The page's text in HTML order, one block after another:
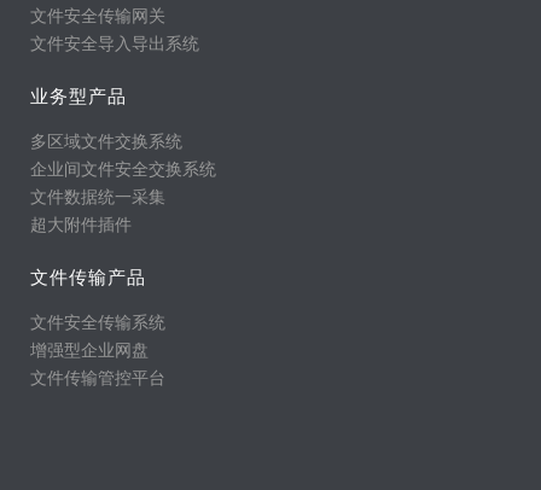
文件安全传输网关
文件安全导入导出系统
业务型产品
多区域文件交换系统
企业间文件安全交换系统
文件数据统一采集
超大附件插件
文件传输产品
文件安全传输系统
增强型企业网盘
文件传输管控平台